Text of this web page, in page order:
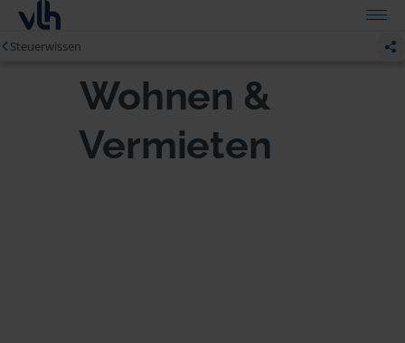
Steuerwissen
Wohnen &
Vermieten